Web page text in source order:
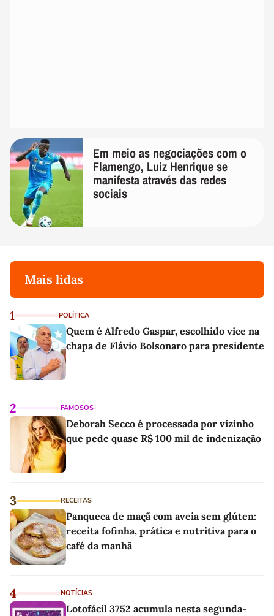
Em meio as negociações com o
Flamengo, Luiz Henrique se
manifesta através das redes
sociais
Mais lidas
1 POLÍTICA
Quem é Alfredo Gaspar, escolhido vice na
chapa de Flávio Bolsonaro para presidente
2 FAMOSOS
Deborah Secco é processada por vizinho
que pede quase R$ 100 mil de indenização
3 RECEITAS
Panqueca de maçã com aveia sem glúten:
receita fofinha, prática e nutritiva para o
café da manhã
4 NOTÍCIAS
Lotofácil 3752 acumula nesta segunda-